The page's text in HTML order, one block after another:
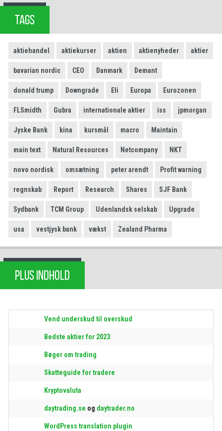
TAGS
aktiehandel aktiekurser aktien aktienyheder aktier
bavarian nordic CEO Danmark Demant
donald trump Downgrade Eli Europa Eurozonen
FLSmidth Gubra internationale aktier iss jpmorgan
Jyske Bank kina kursmål macro Maintain
main text Natural Resources Netcompany NKT
novo nordisk omsætning peter arendt Profit warning
regnskab Report Research Shares SJF Bank
Sydbank TCM Group Udenlandsk selskab Upgrade
usa vestjysk bank vækst Zealand Pharma
PLUS INDHOLD
Vend underskud til overskud
Bedste aktier for 2023
Bøger om trading
Skatteguide for tradere
Kryptovaluta
daytrading.se og daytrader.no
WordPress translation plugin